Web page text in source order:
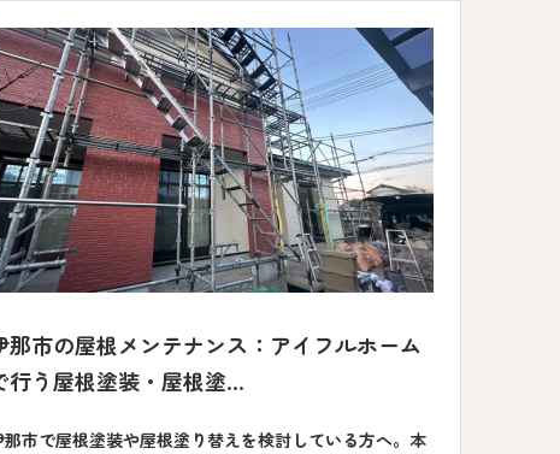
那市の屋根メンテナンス：アイフルホーム
行う屋根塗装・屋根塗...
那市で屋根塗装や屋根塗り替えを検討している方へ。本